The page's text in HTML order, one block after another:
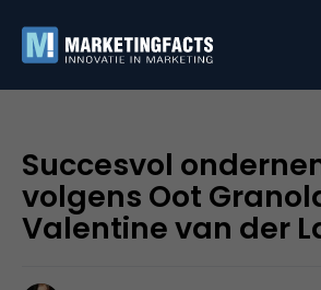
Succesvol
volgens Oot
Valentine van der